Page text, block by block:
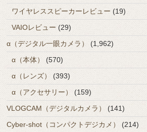
ワイヤレススピーカーレビュー (19)
VAIOレビュー (29)
α（デジタル一眼カメラ）
(1,962)
α（本体）
(570)
α（レンズ）
(393)
α（アクセサリー）
(159)
VLOGCAM（デジタルカメラ）
(141)
Cyber-shot（コンパクトデジカメ）
(214)